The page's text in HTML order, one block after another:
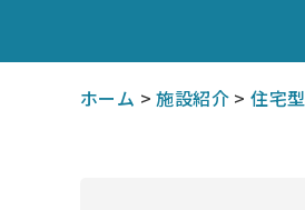
ホーム >施設紹介 >住宅